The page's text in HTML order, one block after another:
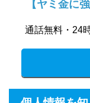
【ヤミ金に
通話無料・24